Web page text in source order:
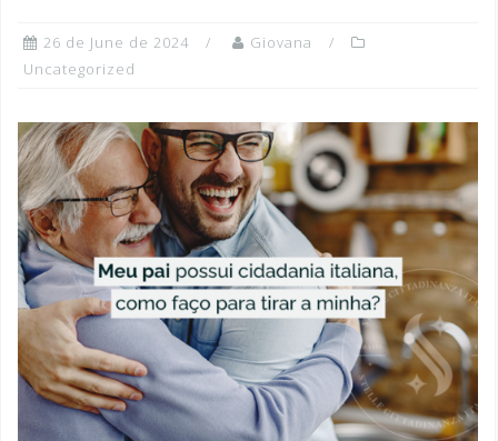
26 de June de 2024
Giovana
Uncategorized